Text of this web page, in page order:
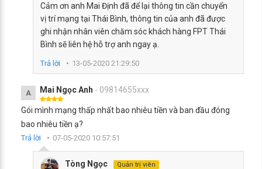
Cảm ơn anh Mai Định đã để lại thông tin cần chuyển
vị trí mạng tại Thái Bình, thông tin của anh đã được
ghi nhận nhân viên chăm sóc khách hàng FPT Thái
Bình sẽ liên hệ hỗ trợ anh ngay ạ.
Trả lời 13-05-2020 21:29:50
A Mai Ngọc Anh - 09814655xxx
Gói mình mạng thấp nhất bao nhiêu tiền và ban đầu đóng
bao nhiêu tiền ạ?
Trả lời 07-05-2020 10:57:51
Tòng Ngọc Quản trị viên